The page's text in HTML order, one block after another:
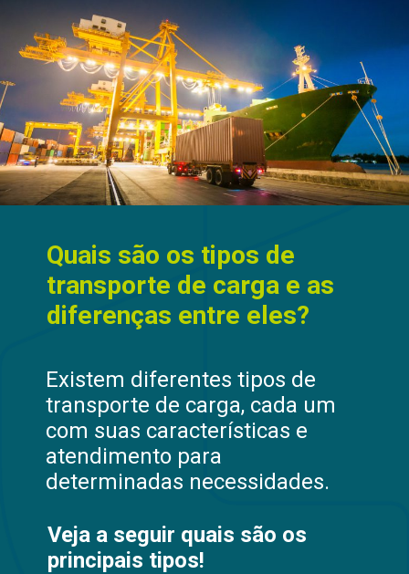
Quais são os tipos de
transporte de carga e as
diferenças entre eles?
Existem diferentes tipos de
transporte de carga, cada um
com suas características e
atendimento para
determinadas necessidades.
Veja a seguir quais são os
principais tipos!